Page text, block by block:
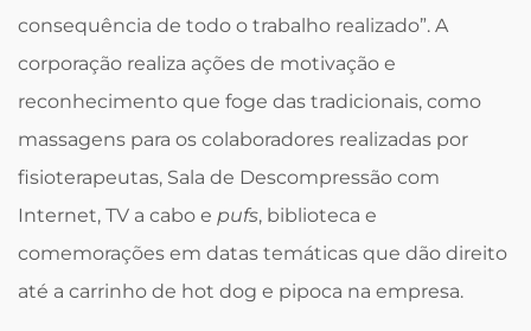
consequência de todo o trabalho realizado”. A
corporação realiza ações de motivação e
reconhecimento que foge das tradicionais, como
massagens para os colaboradores realizadas por
fisioterapeutas, Sala de Descompressão com
Internet, TV a cabo e pufs, biblioteca e
comemorações em datas temáticas que dão direito
até a carrinho de hot dog e pipoca na empresa.